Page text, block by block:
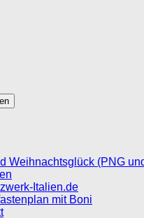
Weihnachtsglück (PNG
Italien.de
mit Boni